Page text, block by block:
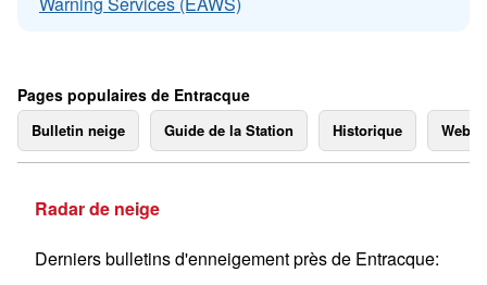
Pages populaires de Entracque
Bulletin neige Guide de la Station Historique
Radar de neige
Derniers bulletins d'enneigement près de Entracque: